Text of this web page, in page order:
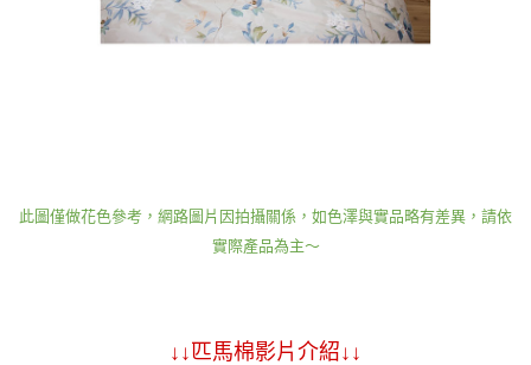
此圖僅做花色參考，網路圖片因拍攝關係，如色澤與實品略有差異，請依
實際產品為主～
↓↓匹馬棉影片介紹↓↓